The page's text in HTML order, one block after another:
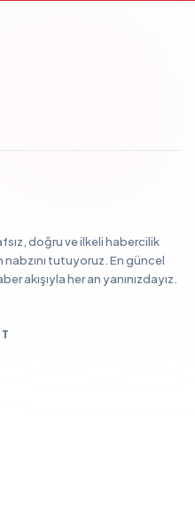
doğru ve ilkeli habercilik
nabzını tutuyoruz. En güncel
akışıyla her an yanınızdayız.